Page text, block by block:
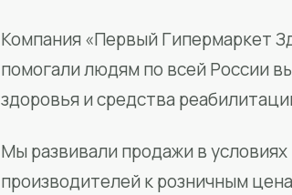
Компания «Первый Гипермаркет
помогали людям по всей России
здоровья и средства
Мы развивали продажи в
производителей к розничным